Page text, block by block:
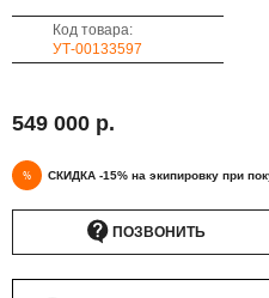
Код товара:
УТ-00133597
549 000 р.
% СКИДКА -15% на экипировку при
ПОЗВОНИТЬ